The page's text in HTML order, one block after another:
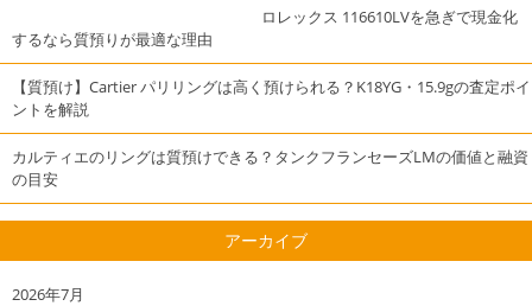
ロレックス 116610LVを急ぎで現金化
するなら質預りが最適な理由
【質預け】Cartier パリリングは高く預けられる？K18YG・15.9gの査定ポイ
ントを解説
カルティエのリングは質預けできる？タンクフランセーズLMの価値と融資
の目安
アーカイブ
2026年7月